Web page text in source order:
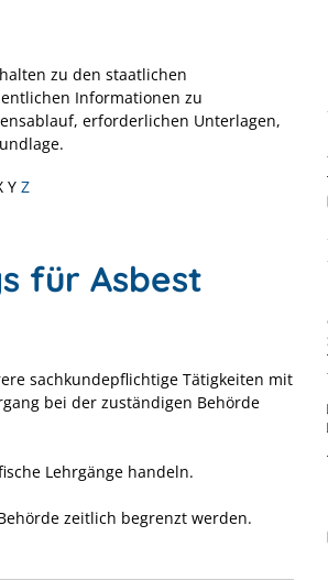
zu den staatlichen
Informationen zu
erforderlichen Unterlagen,
Y Z
für Asbest
sachkundepflichtige Tätigkeiten mit
bei der zuständigen Behörde
Lehrgänge handeln.
zeitlich begrenzt werden.